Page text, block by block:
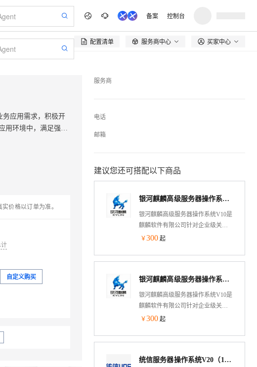
解阿里云 备案 控制台
配置清单  服务商中心 买家中心
务应用需求，积极开
用环境中，满足强安
价格以订单为准。
计
自定义购买
服务商
电话
邮箱
建议您还可搭配以下商品
银河麒麟高级服务器操作系统（ARM版）V10
银河麒麟高级服务器操作系统V10是
麒麟软件有限公司针对企业级关键
业务，适应虚拟化、云计算、大数
制的提供内生本质安全、云原生支
持、自主平台深入优化、高性能、
易管理的新一代自主服务器操作系
￥300 起
银河麒麟高级服务器操作系统V10（SP3-2403）-ARM版
银河麒麟高级服务器操作系统V10是
麒麟软件有限公司针对企业级关键
业务，适应虚拟化、云计算、大数
制的提供内生本质安全、云原生支
￥300 起
统信服务器操作系统V20（1050u1a）X86版